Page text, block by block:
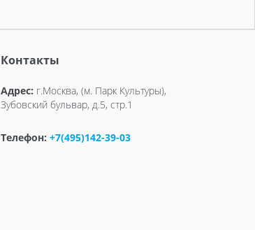
Контакты
Адрес: г.Москва, (м. Парк Культуры),
Зубовский бульвар, д.5, стр.1
Телефон: +7(495)142-39-03